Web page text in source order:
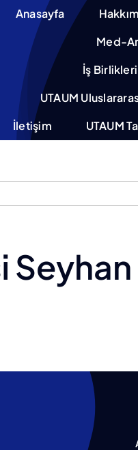
Anasayfa
Med-
İş
UTAUM
İletişim
UTAUM
Seyhan